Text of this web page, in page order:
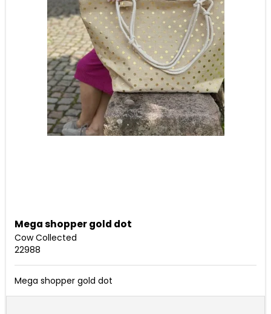
Mega shopper gold dot
Cow Collected
22988
Mega shopper gold dot